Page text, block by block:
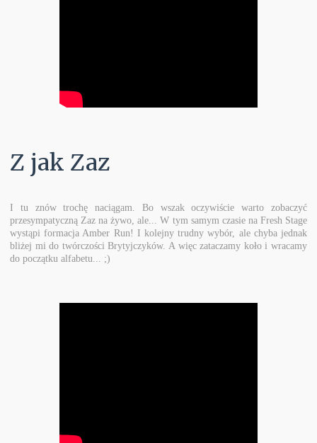
Z jak Zaz
I tu znów trochę naciągam. Bo wszak oczywiście warto zobaczyć
przesympatyczną Zaz na żywo, ale... W tym samym czasie na Fresh Stage
wystąpi formacja Amber Run! I kolejny trudny wybór, ale chyba jednak
bliżej mi do twórczości Brytyjczyków. A więc zataczamy koło i wracamy
do początku alfabetu... ;)